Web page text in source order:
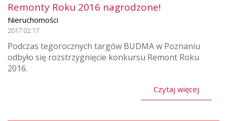
Remonty Roku 2016 nagrodzone!
Nieruchomości
2017.02.17
Podczas tegorocznych targów BUDMA w Poznaniu
odbyło się rozstrzygnięcie konkursu Remont Roku
2016.
Czytaj więcej